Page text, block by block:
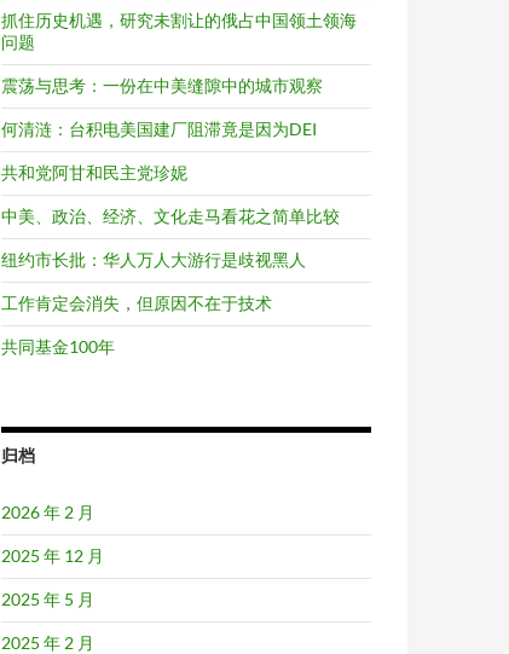
抓住历史机遇，研究未割让的俄占中国领土领海
问题
震荡与思考：一份在中美缝隙中的城市观察
何清涟：台积电美国建厂阻滞竟是因为DEI
共和党阿甘和民主党珍妮
中美、政治、经济、文化走马看花之简单比较
纽约市长批：华人万人大游行是歧视黑人
工作肯定会消失，但原因不在于技术
共同基金100年
归档
2026 年 2 月
2025 年 12 月
2025 年 5 月
2025 年 2 月